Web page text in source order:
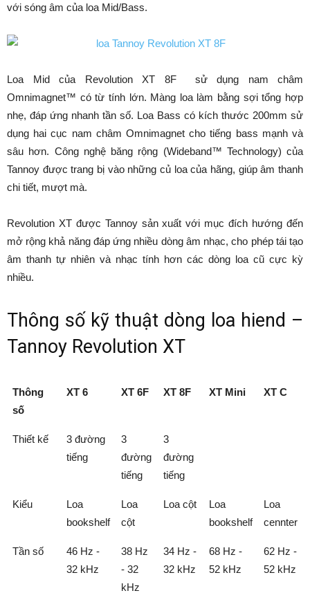
với sóng âm của loa Mid/Bass.
Loa Mid của Revolution XT 8F sử dụng nam châm
Omnimagnet™ có từ tính lớn. Màng loa làm bằng sợi tổng hợp
nhẹ, đáp ứng nhanh tần số. Loa Bass có kích thước 200mm sử
dụng hai cục nam châm Omnimagnet cho tiếng bass mạnh và
sâu hơn. Công nghệ băng rộng (Wideband™ Technology) của
Tannoy được trang bị vào những củ loa của hãng, giúp âm thanh
chi tiết, mượt mà.
Revolution XT được Tannoy sản xuất với mục đích hướng đến
mở rộng khả năng đáp ứng nhiều dòng âm nhạc, cho phép tái tạo
âm thanh tự nhiên và nhạc tính hơn các dòng loa cũ cực kỳ
nhiều.
Thông số kỹ thuật dòng loa hiend –
Tannoy Revolution XT
Thông
số
XT 6 XT 6F XT 8F XT Mini XT C
Thiết kế
3 đường
tiếng
3
đường
tiếng
3
đường
tiếng
Kiểu
Loa
bookshelf
Loa
cột
Loa cột
Loa
bookshelf
Loa
cennter
Tần số
46 Hz -
32 kHz
38 Hz
- 32
kHz
34 Hz -
32 kHz
68 Hz -
52 kHz
62 Hz -
52 kHz